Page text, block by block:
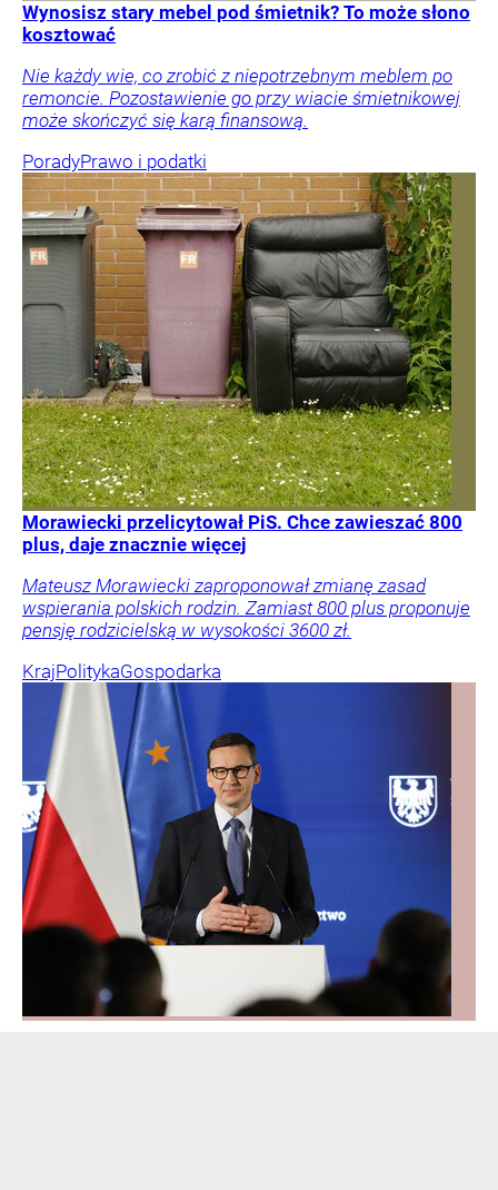
Wynosisz stary mebel pod śmietnik? To może słono
kosztować
Nie każdy wie, co zrobić z niepotrzebnym meblem po
remoncie. Pozostawienie go przy wiacie śmietnikowej
może skończyć się karą finansową.
PoradyPrawo i podatki
Morawiecki przelicytował PiS. Chce zawieszać 800
plus, daje znacznie więcej
Mateusz Morawiecki zaproponował zmianę zasad
wspierania polskich rodzin. Zamiast 800 plus proponuje
pensję rodzicielską w wysokości 3600 zł.
KrajPolitykaGospodarka